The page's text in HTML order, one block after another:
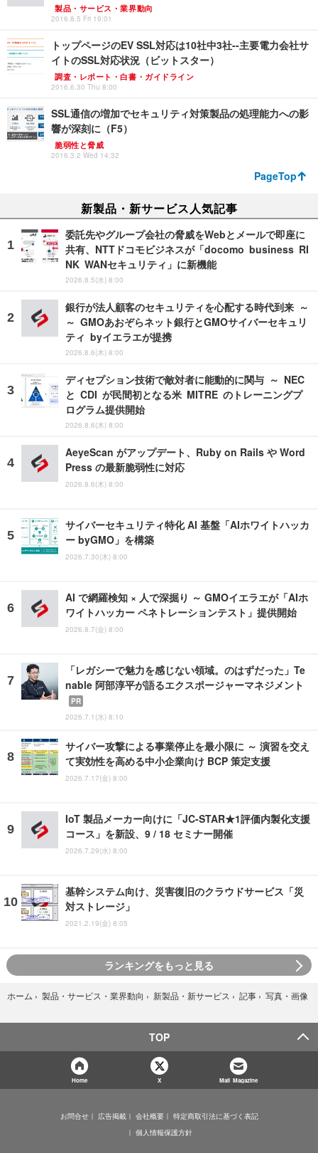
製品・サービス・業界動向
2016.8.5 Fri 19:01
トップページのEV SSL対応は10社中3社--主要電力会社サ
イトのSSL対応状況（ビットスター）
調査・レポート・白書・ガイドライン
2016.6.30 Thu 8:00
SSL通信の増加でセキュリティ対策製品の処理能力への影
響が深刻に（F5）
脆弱性と脅威
2016.3.2 Wed 14:32
PageTop
新製品・新サービス人気記事
委託先やグループ会社の脅威をWebとメールで即座に
共有、NTTドコモビジネスが「docomo business RI
NK WANセキュリティ」に新機能
2026.8.5(水) 8:00
銀行が法人顧客のセキュリティを心配する時代到来 ～
～ GMOあおぞらネット銀行とGMOサイバーセキュリ
ティ byイエラエが提携
2026.8.6(木) 8:00
ディセプション技術で敵対者に能動的に関与 ～ NEC
と CDI が民間初となる米 MITRE のトレーニングプ
ログラム提供開始
2026.8.6(木) 8:00
AeyeScan がアップデート、Ruby on Rails や Word
Press の最新脆弱性に対応
2026.8.6(木) 8:00
サイバーセキュリティ特化 AI 基盤「AIホワイトハッカ
ー byGMO」を構築
2026.7.30(木) 8:00
AI で網羅検知 × 人で深掘り ～ GMOイエラエが「AIホ
ワイトハッカー ペネトレーションテスト」提供開始
2026.8.7(金) 8:00
「レガシーで魅力を感じない領域。のはずだった」Te
nable 阿部淳平が語るエクスポージャーマネジメント
PR
2026.7.1(水) 8:10
サイバー攻撃による事業停止を最小限に ～ 演習を交え
て実効性を高める中小企業向け BCP 策定支援
2026.7.17(金) 8:00
IoT 製品メーカー向けに「JC-STAR★1評価内製化支援
コース」を新設、9 / 18 セミナー開催
2026.7.29(水) 8:00
基幹システム向け、災害復旧のクラウドサービス「災
対ストレージ」
2021.2.19(金) 8:05
ランキングをもっと見る
ホーム › 製品・サービス・業界動向 › 新製品・新サービス › 記事 › 写真・画像
TOP
Home X Mail Magazine
お問合せ 広告掲載 会社概要
特定商取引法に基づく表記
個人情報保護方針